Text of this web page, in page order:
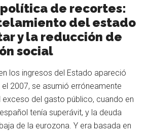
de recortes:
del estado
y la reducción de
social
los ingresos del Estado apareció
2007, se asumió erróneamente
exceso del gasto público, cuando en
tenía superávit, y la deuda
de la eurozona. Y era basada en